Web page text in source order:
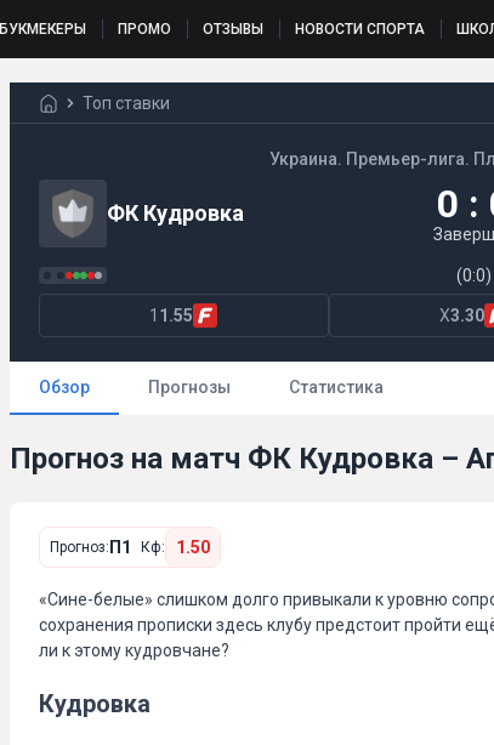
БУКМЕКЕРЫ ПРОМО ОТЗЫВЫ НОВОСТИ СПОРТА
Топ ставки
Украина. Премьер-лига.
ФК Кудровка 0 :
(0:0)
1 1.55 X3.30
Обзор Прогнозы Статистика
Прогноз на матч ФК Кудровка –
Прогноз: П1 Кф: 1.50
«Сине-белые» слишком долго привыкали к уровню
сохранения прописки здесь клубу предстоит пройти
ли к этому кудровчане?
Кудровка